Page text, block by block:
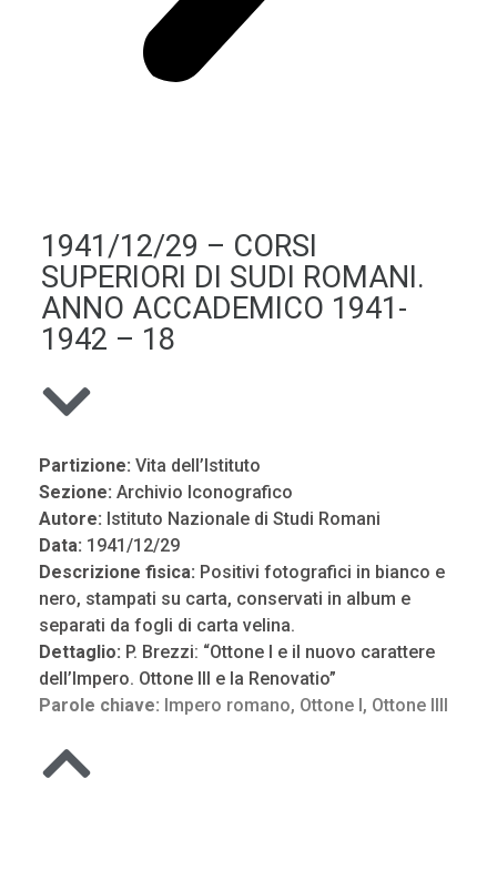
1941/12/29 – CORSI
SUPERIORI DI SUDI ROMANI.
ANNO ACCADEMICO 1941-
1942 – 18
Partizione: Vita dell’Istituto
Sezione: Archivio Iconografico
Autore: Istituto Nazionale di Studi Romani
Data: 1941/12/29
Descrizione fisica: Positivi fotografici in bianco e
nero, stampati su carta, conservati in album e
separati da fogli di carta velina.
Dettaglio: P. Brezzi: “Ottone I e il nuovo carattere
dell’Impero. Ottone III e la Renovatio”
Parole chiave: Impero romano, Ottone I, Ottone IIII